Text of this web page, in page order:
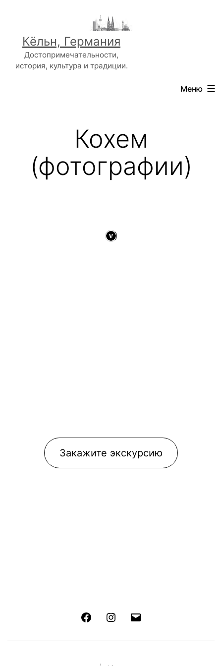
содержимому
Кёльн, Германия
Достопримечательности,
история, культура и традиции.
Меню
Кохем
(фотографии)
Закажите экскурсию
Facebook Instagram